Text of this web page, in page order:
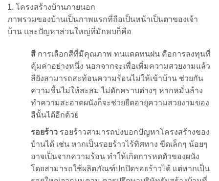
1. โครงสร้างบ้านภายนอก
ภาพรวมของบ้านเป็นภาพแรกที่ถือเป็นหน้าเป็นตาของเจ้า
บ้าน และปัญหาส่วนใหญ่ที่มักพบก็คือ
สี การเลือกสีที่มีคุณภาพ ทนแดดทนฝน คือการลงทุนที่
คุ้มค่าอย่างหนึ่ง นอกจากจะเพื่อเพิ่มความสวยงามแล้ว
สียังสามารถสะท้อนความร้อนไม่ให้เข้าบ้าน ช่วยกัน
ความชื้นไม่ให้สะสม ไม่ดักคราบต่างๆ หากหมั่นล้าง
ทำความสะอาดผนังก็จะช่วยยืดอายุความสวยงามของ
สีนั้นได้อีกด้วย
รอยร้าว รอยร้าวสามารถบ่งบอกปัญหาโครงสร้างของ
บ้านได้ เช่น หากเป็นรอยร้าวไร้ทิศทาง ขีดเล็กๆ น้อยๆ
อาจเป็นจากความร้อน ทำให้เกิดการหดตัวของผนัง
โดยสามารถใช้ผลิตภัณฑ์ปกปิดรอยร้าวได้ แต่หากเป็น